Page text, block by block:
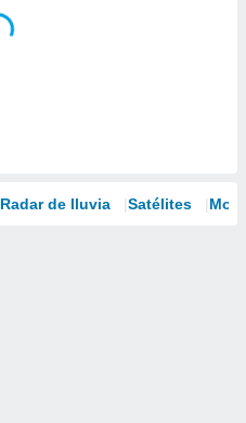
Radar de lluvia Satélites